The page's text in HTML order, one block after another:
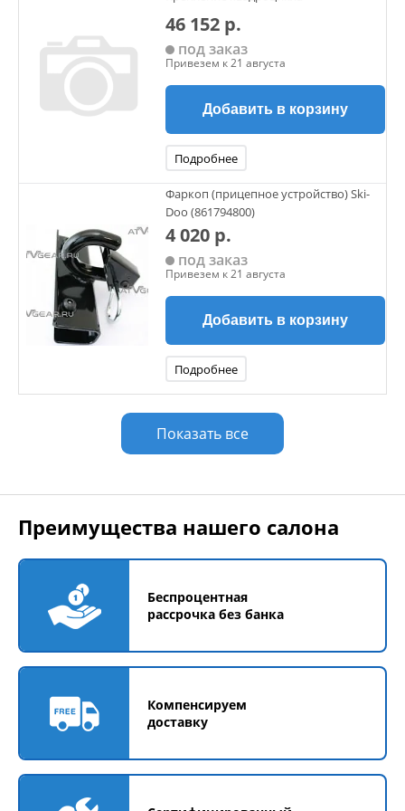
46 152 р.
под заказ
Привезем к 21 августа
Добавить в корзину
Подробнее
Фаркоп (прицепное устройство) Ski-
Doo (861794800)
4 020 р.
под заказ
Привезем к 21 августа
Добавить в корзину
Подробнее
Показать все
Преимущества нашего салона
Беспроцентная
рассрочка без банка
Компенсируем
доставку